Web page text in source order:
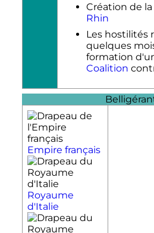
Création de la
Rhin
Les hostilités
quelques
formation
Coalition
Empire français
Royaume
d'Italie